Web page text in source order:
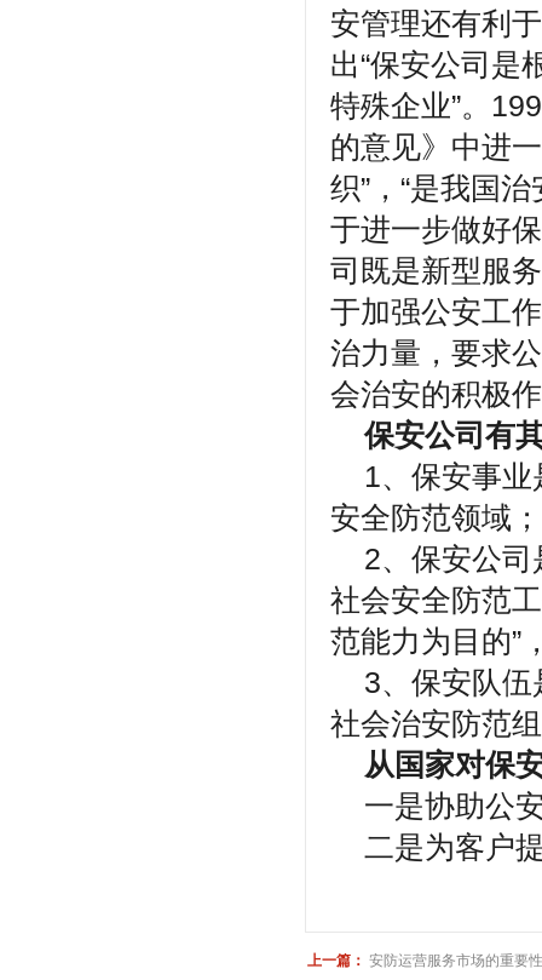
安管理还有利
出“保安公司是
特殊企业”。
的意见》中进
织”，“是我国
于进一步做好
司既是新型服
于加强公安工
治力量，要求
会治安的积极
保安公司有
1、保安事业
安全防范领域；
2、保安公司
社会安全防范
范能力为目的”
3、保安队伍
社会治安防范
从国家对保
一是协助公
二是为客户
上一篇： 安防运营服务市场的重要